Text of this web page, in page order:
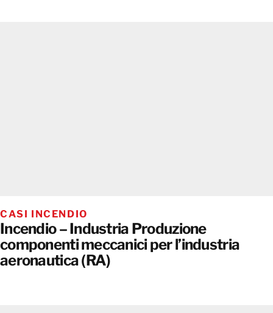
CASI INCENDIO
Incendio – Industria Produzione
componenti meccanici per l’industria
aeronautica (RA)